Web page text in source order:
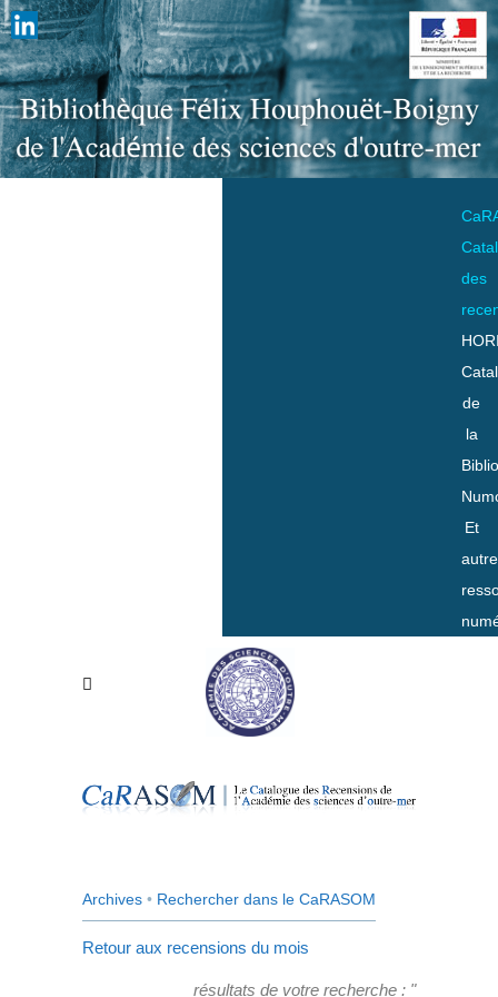
des
de
la
Et
Archives • Rechercher dans le CaRASOM
Retour aux recensions du mois
résultats de votre recherche : "